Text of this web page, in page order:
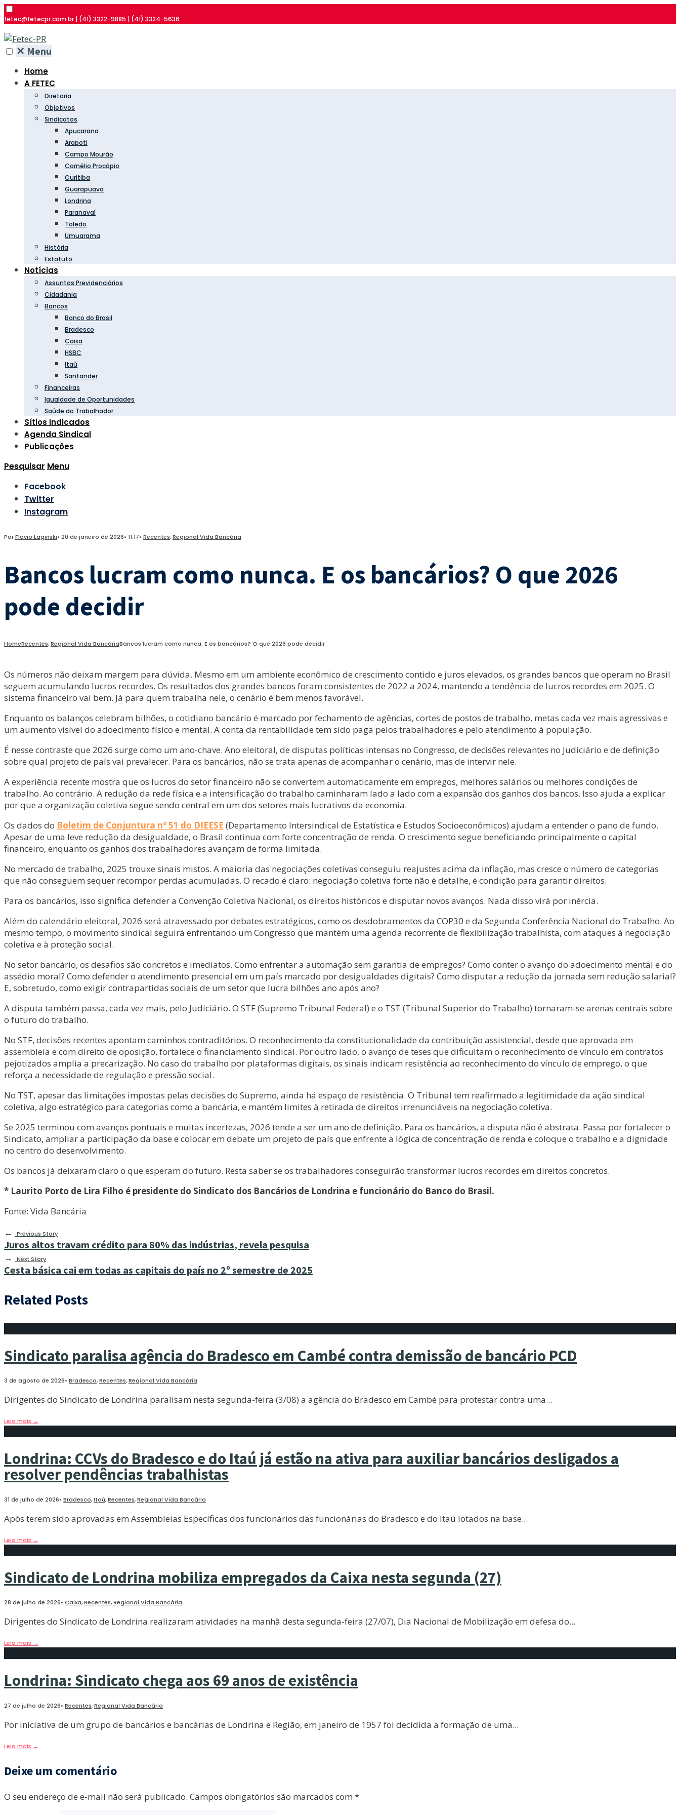
fetec@fetecpr.com.br | (41) 3322-9885 | (41) 3324-5636
✕ Menu
Home
A FETEC
Diretoria
Objetivos
Sindicatos
Apucarana
Arapoti
Campo Mourão
Cornélio Procópio
Curitiba
Guarapuava
Londrina
Paranavaí
Toledo
Umuarama
História
Estatuto
Notícias
Assuntos Previdenciários
Cidadania
Bancos
Banco do Brasil
Bradesco
Caixa
HSBC
Itaú
Santander
Financeiras
Igualdade de Oportunidades
Saúde do Trabalhador
Sítios Indicados
Agenda Sindical
Publicações
Pesquisar Menu
Facebook
Twitter
Instagram
PorFlavio Laginski• 20 de janeiro de 2026• 11:17• Recentes,Regional Vida Bancária
Bancos lucram como nunca. E os bancários? O que 2026
pode decidir
HomeRecentes,Regional Vida BancáriaBancos lucram como nunca. E os bancários? O que 2026 pode decidir
Os números não deixam margem para dúvida. Mesmo em um ambiente econômico de crescimento contido e juros elevados, os grandes bancos que operam no Brasil
seguem acumulando lucros recordes. Os resultados dos grandes bancos foram consistentes de 2022 a 2024, mantendo a tendência de lucros recordes em 2025. O
sistema financeiro vai bem. Já para quem trabalha nele, o cenário é bem menos favorável.
Enquanto os balanços celebram bilhões, o cotidiano bancário é marcado por fechamento de agências, cortes de postos de trabalho, metas cada vez mais agressivas e
um aumento visível do adoecimento físico e mental. A conta da rentabilidade tem sido paga pelos trabalhadores e pelo atendimento à população.
É nesse contraste que 2026 surge como um ano-chave. Ano eleitoral, de disputas políticas intensas no Congresso, de decisões relevantes no Judiciário e de definição
sobre qual projeto de país vai prevalecer. Para os bancários, não se trata apenas de acompanhar o cenário, mas de intervir nele.
A experiência recente mostra que os lucros do setor financeiro não se convertem automaticamente em empregos, melhores salários ou melhores condições de
trabalho. Ao contrário. A redução da rede física e a intensificação do trabalho caminharam lado a lado com a expansão dos ganhos dos bancos. Isso ajuda a explicar
por que a organização coletiva segue sendo central em um dos setores mais lucrativos da economia.
Os dados do Boletim de Conjuntura nº 51 do DIEESE (Departamento Intersindical de Estatística e Estudos Socioeconômicos) ajudam a entender o pano de fundo.
Apesar de uma leve redução da desigualdade, o Brasil continua com forte concentração de renda. O crescimento segue beneficiando principalmente o capital
financeiro, enquanto os ganhos dos trabalhadores avançam de forma limitada.
No mercado de trabalho, 2025 trouxe sinais mistos. A maioria das negociações coletivas conseguiu reajustes acima da inflação, mas cresce o número de categorias
que não conseguem sequer recompor perdas acumuladas. O recado é claro: negociação coletiva forte não é detalhe, é condição para garantir direitos.
Para os bancários, isso significa defender a Convenção Coletiva Nacional, os direitos históricos e disputar novos avanços. Nada disso virá por inércia.
Além do calendário eleitoral, 2026 será atravessado por debates estratégicos, como os desdobramentos da COP30 e da Segunda Conferência Nacional do Trabalho. Ao
mesmo tempo, o movimento sindical seguirá enfrentando um Congresso que mantém uma agenda recorrente de flexibilização trabalhista, com ataques à negociação
coletiva e à proteção social.
No setor bancário, os desafios são concretos e imediatos. Como enfrentar a automação sem garantia de empregos? Como conter o avanço do adoecimento mental e do
assédio moral? Como defender o atendimento presencial em um país marcado por desigualdades digitais? Como disputar a redução da jornada sem redução salarial?
E, sobretudo, como exigir contrapartidas sociais de um setor que lucra bilhões ano após ano?
A disputa também passa, cada vez mais, pelo Judiciário. O STF (Supremo Tribunal Federal) e o TST (Tribunal Superior do Trabalho) tornaram-se arenas centrais sobre
o futuro do trabalho.
No STF, decisões recentes apontam caminhos contraditórios. O reconhecimento da constitucionalidade da contribuição assistencial, desde que aprovada em
assembleia e com direito de oposição, fortalece o financiamento sindical. Por outro lado, o avanço de teses que dificultam o reconhecimento de vínculo em contratos
pejotizados amplia a precarização. No caso do trabalho por plataformas digitais, os sinais indicam resistência ao reconhecimento do vínculo de emprego, o que
reforça a necessidade de regulação e pressão social.
No TST, apesar das limitações impostas pelas decisões do Supremo, ainda há espaço de resistência. O Tribunal tem reafirmado a legitimidade da ação sindical
coletiva, algo estratégico para categorias como a bancária, e mantém limites à retirada de direitos irrenunciáveis na negociação coletiva.
Se 2025 terminou com avanços pontuais e muitas incertezas, 2026 tende a ser um ano de definição. Para os bancários, a disputa não é abstrata. Passa por fortalecer o
Sindicato, ampliar a participação da base e colocar em debate um projeto de país que enfrente a lógica de concentração de renda e coloque o trabalho e a dignidade
no centro do desenvolvimento.
Os bancos já deixaram claro o que esperam do futuro. Resta saber se os trabalhadores conseguirão transformar lucros recordes em direitos concretos.
* Laurito Porto de Lira Filho é presidente do Sindicato dos Bancários de Londrina e funcionário do Banco do Brasil.
Fonte: Vida Bancária
←
Previous Story
Juros altos travam crédito para 80% das indústrias, revela pesquisa
→ Next Story
Cesta básica cai em todas as capitais do país no 2º semestre de 2025
Related Posts
Sindicato paralisa agência do Bradesco em Cambé contra demissão de bancário PCD
3 de agosto de 2026• Bradesco,Recentes,Regional Vida Bancária
Dirigentes do Sindicato de Londrina paralisam nesta segunda-feira (3/08) a agência do Bradesco em Cambé para protestar contra uma...
Leia mais →
Londrina: CCVs do Bradesco e do Itaú já estão na ativa para auxiliar bancários desligados a
resolver pendências trabalhistas
31 de julho de 2026• Bradesco,Itaú,Recentes,Regional Vida Bancária
Após terem sido aprovadas em Assembleias Específicas dos funcionários das funcionárias do Bradesco e do Itaú lotados na base...
Leia mais →
Sindicato de Londrina mobiliza empregados da Caixa nesta segunda (27)
28 de julho de 2026• Caixa,Recentes,Regional Vida Bancária
Dirigentes do Sindicato de Londrina realizaram atividades na manhã desta segunda-feira (27/07), Dia Nacional de Mobilização em defesa do...
Leia mais →
Londrina: Sindicato chega aos 69 anos de existência
27 de julho de 2026• Recentes,Regional Vida Bancária
Por iniciativa de um grupo de bancários e bancárias de Londrina e Região, em janeiro de 1957 foi decidida a formação de uma...
Leia mais →
Deixe um comentário
O seu endereço de e-mail não será publicado. Campos obrigatórios são marcados com *